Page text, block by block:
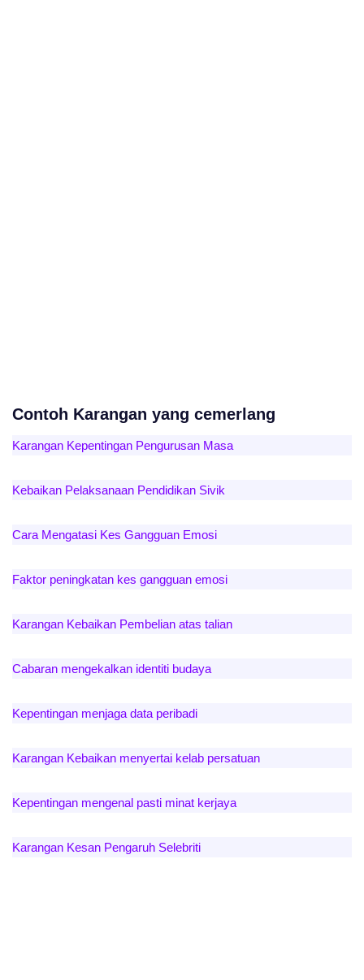
Contoh Karangan yang cemerlang
Karangan Kepentingan Pengurusan Masa
Kebaikan Pelaksanaan Pendidikan Sivik
Cara Mengatasi Kes Gangguan Emosi
Faktor peningkatan kes gangguan emosi
Karangan Kebaikan Pembelian atas talian
Cabaran mengekalkan identiti budaya
Kepentingan menjaga data peribadi
Karangan Kebaikan menyertai kelab persatuan
Kepentingan mengenal pasti minat kerjaya
Karangan Kesan Pengaruh Selebriti